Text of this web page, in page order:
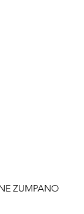
ZUMPANO